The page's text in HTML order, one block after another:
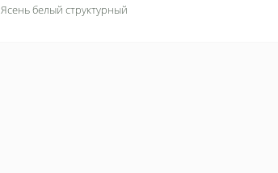
Ясень белый структурный